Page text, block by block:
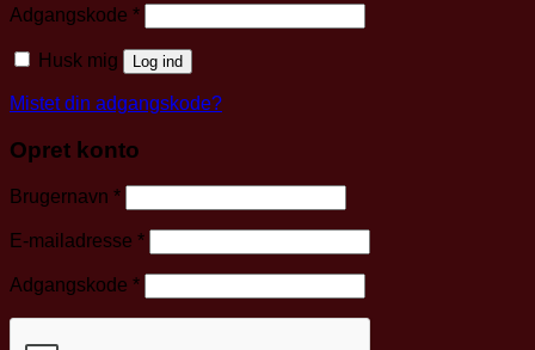
Adgangskode *Påkrævet
Husk mig Log ind
Mistet din adgangskode?
Opret konto
Brugernavn *Påkrævet
E-mailadresse *Påkrævet
Adgangskode *Påkrævet